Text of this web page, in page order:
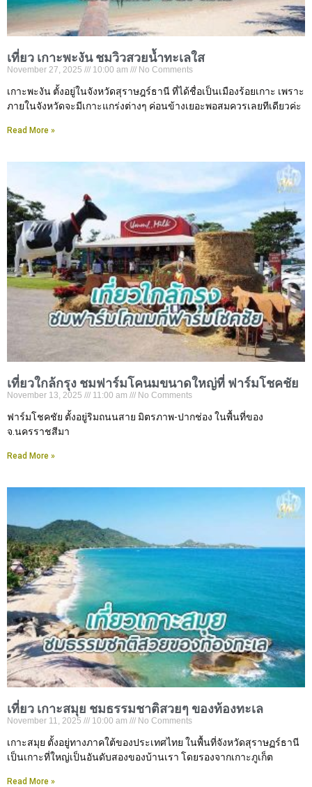
เที่ยว เกาะพะงัน ชมวิวสวยน้ำทะเลใส
November 27, 2025 10:00 am No Comments
เกาะพะงัน ตั้งอยู่ในจังหวัดสุราษฎร์ธานี ที่ได้ชื่อเป็นเมืองร้อยเกาะ เพราะ
ภายในจังหวัดจะมีเกาะแกร่งต่างๆ ค่อนข้างเยอะพอสมควรเลยทีเดียวค่ะ
Read More »
เที่ยวใกล้กรุง ชมฟาร์มโคนมขนาดใหญ่ที่ ฟาร์มโชคชัย
November 13, 2025 11:00 am No Comments
ฟาร์มโชคชัย ตั้งอยู่ริมถนนสาย มิตรภาพ-ปากช่อง ในพื้นที่ของ
จ.นครราชสีมา
Read More »
เที่ยว เกาะสมุย ชมธรรมชาติสวยๆ ของท้องทะเล
November 11, 2025 10:00 am No Comments
เกาะสมุย ตั้งอยู่ทางภาคใต้ของประเทศไทย ในพื้นที่จังหวัดสุราษฏร์ธานี
เป็นเกาะที่ใหญ่เป็นอันดับสองของบ้านเรา โดยรองจากเกาะภูเก็ต
Read More »